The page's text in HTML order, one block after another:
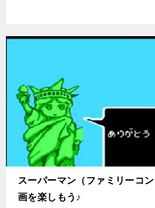
スーパーマン（ファミリーコ
画を楽しもう♪